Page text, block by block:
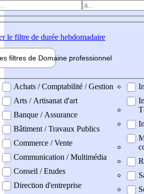
le filtre de durée hebdomadaire
filtres de Domaine professionnel
professionel
Achats / Comptabilité / Gestion
Arts / Artisanat d'art
Banque / Assurance
Bâtiment / Travaux Publics
Commerce / Vente
Communication / Multimédia
Conseil / Etudes
Direction d'entreprise